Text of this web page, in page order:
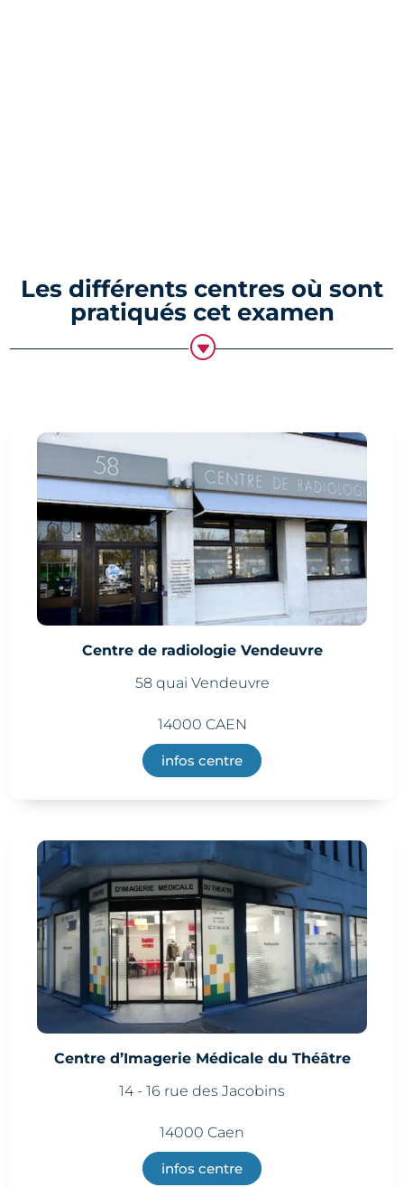
Les différents centres où sont
pratiqués cet examen
G
Centre de radiologie Vendeuvre
58 quai Vendeuvre
14000 CAEN
infos centre
Centre d’Imagerie Médicale du Théâtre
14 - 16 rue des Jacobins
14000 Caen
infos centre